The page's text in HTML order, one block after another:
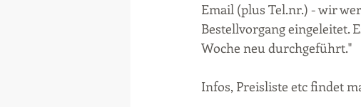
Email (plus Tel.nr.) - wir
Bestellvorgang eingeleitet.
Woche neu durchgeführt."
Infos, Preisliste etc findet